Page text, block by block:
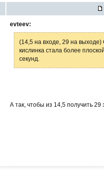
evteev:
(14,5 на входе, 29 на выходе)
кислинка стала более
секунд.
А так, чтобы из 14,5 получить